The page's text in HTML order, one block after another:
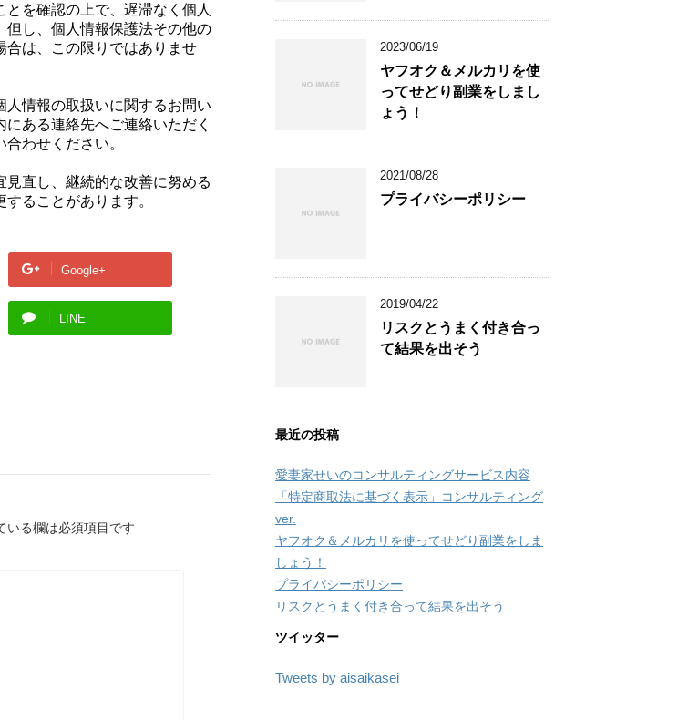
を確認の上で、遅滞なく個人
但し、個人情報保護法その他の
合は、この限りではありませ
人情報の取扱いに関するお問い
ある連絡先へご連絡いただく
わせください。
直し、継続的な改善に努める
ることがあります。
Google+
LINE
いる欄は必須項目です
2023/06/19
ヤフオク＆メルカリを使
ってせどり副業をしまし
ょう！
2021/08/28
プライバシーポリシー
2019/04/22
リスクとうまく付き合っ
て結果を出そう
最近の投稿
愛妻家せいのコンサルティングサービス内容
「特定商取法に基づく表示」コンサルティング
ver.
ヤフオク＆メルカリを使ってせどり副業をしま
しょう！
プライバシーポリシー
リスクとうまく付き合って結果を出そう
ツイッター
Tweets by aisaikasei